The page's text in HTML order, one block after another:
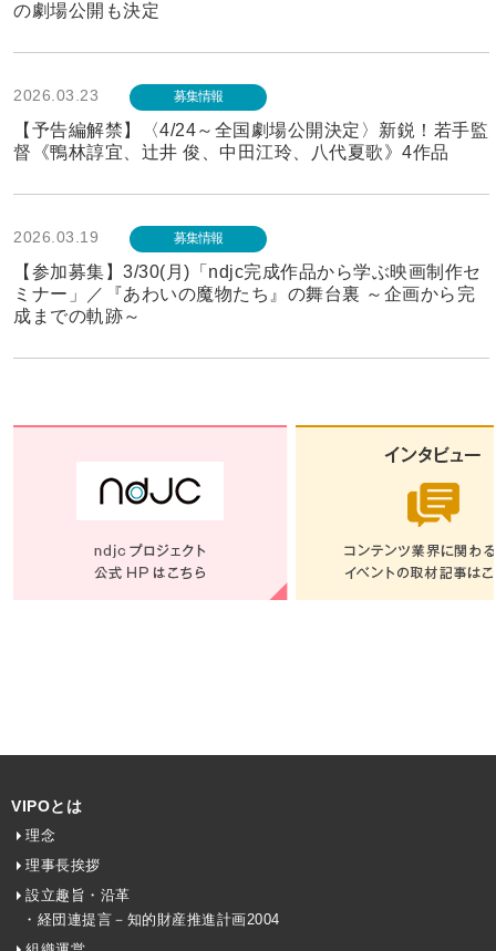
の劇場公開も決定
2026.03.23 募集情報
【予告編解禁】〈4/24～全国劇場公開決定〉新鋭！若手監
督《鴨林諄宜、辻井 俊、中田江玲、八代夏歌》4作品
2026.03.19 募集情報
【参加募集】3/30(月)「ndjc完成作品から学ぶ映画制作セ
ミナー」／『あわいの魔物たち』の舞台裏 ～企画から完
成までの軌跡～
VIPOとは
理念
理事長挨拶
設立趣旨・沿革
・経団連提言－知的財産推進計画2004